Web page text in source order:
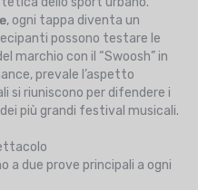
, ogni tappa diventa un
possono testare le
marchio con il “Swoosh” in
prevale l’aspetto
si riuniscono per difendere i
più grandi festival musicali.
a due prove principali a ogni